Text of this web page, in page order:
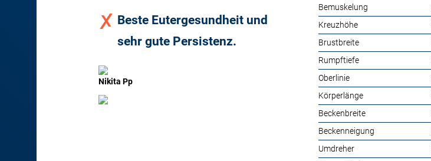
Bemuskelung
Kreuzhöhe
Brustbreite
Rumpftiefe
Oberlinie
Körperlänge
Beckenbreite
Beckenneigung
Umdreher
Beste Eutergesundheit und
sehr gute Persistenz.
Nikita Pp